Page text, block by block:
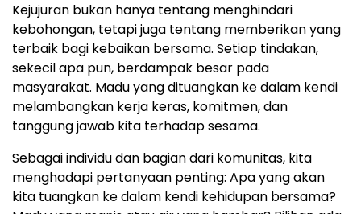
Kejujuran bukan hanya tentang menghindari
kebohongan, tetapi juga tentang memberikan yang
terbaik bagi kebaikan bersama. Setiap tindakan,
sekecil apa pun, berdampak besar pada
masyarakat. Madu yang dituangkan ke dalam kendi
melambangkan kerja keras, komitmen, dan
tanggung jawab kita terhadap sesama.
Sebagai individu dan bagian dari komunitas, kita
menghadapi pertanyaan penting: Apa yang akan
kita tuangkan ke dalam kendi kehidupan bersama?